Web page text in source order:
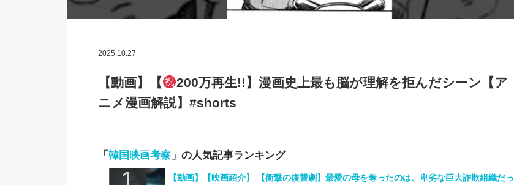
2025.10.27
【動画】【
200万再生!!】漫画史上最も脳が理解を拒んだシーン【ア
ニメ漫画解説】#shorts
「 韓国映画考察」の人気記事ランキング
【動画】【映画紹介】 【衝撃の復讐劇】最愛の母を奪ったのは、卑劣な巨大詐欺組織だっ